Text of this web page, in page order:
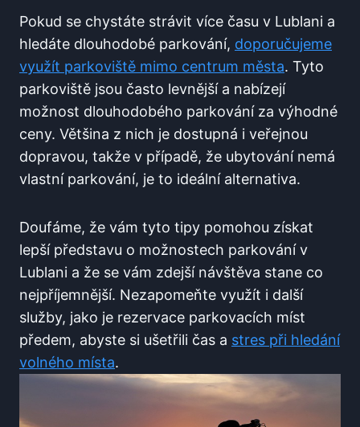
Pokud se chystáte strávit více času v Lublani a
hledáte dlouhodobé parkování, doporučujeme
využít parkoviště mimo centrum města. Tyto
parkoviště jsou často levnější a nabízejí
možnost dlouhodobého parkování za výhodné
ceny. Většina z nich je dostupná i veřejnou
dopravou, takže v případě, že ubytování nemá
vlastní parkování, je to ideální alternativa.
Doufáme, že vám tyto tipy pomohou získat
lepší představu o možnostech parkování v
Lublani a že se vám zdejší návštěva stane co
nejpříjemnější. Nezapomeňte využít i další
služby, jako je rezervace parkovacích míst
předem, abyste si ušetřili čas a stres při hledání
volného místa.